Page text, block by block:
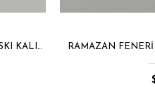
RAMAZAN FENERI BÜYÜK TAHTA BASKI KALIBI 1411 RAMAZAN FENERI